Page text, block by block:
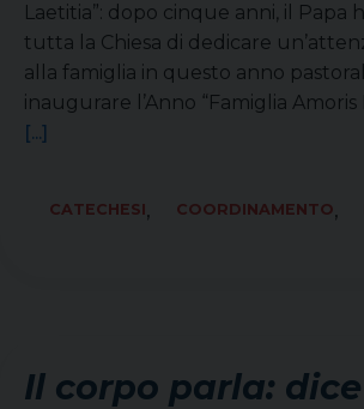
Laetitia”: dopo cinque anni, il Papa
tutta la Chiesa di dedicare
alla famiglia in questo anno
inaugurare l’Anno “Famiglia Amoris
[...]
CATECHESI, COORDINAMENTO,
Il corpo parla: